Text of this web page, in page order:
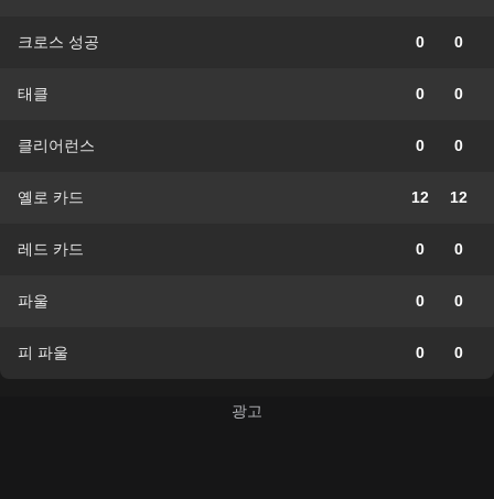
크로스 성공 0 0
태클 0 0
클리어런스 0 0
옐로 카드 12 12
레드 카드 0 0
파울 0 0
피 파울 0 0